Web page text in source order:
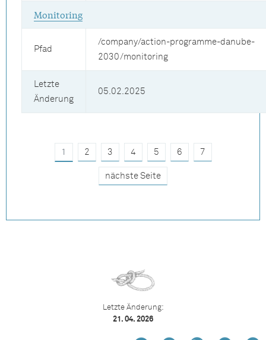
Monitoring
Pfad
/company/action-programme-danube-
2030/monitoring
Letzte
Änderung
05.02.2025
1 2 3 4 5 6 7
nächste Seite
Letzte Änderung:
21. 04. 2026